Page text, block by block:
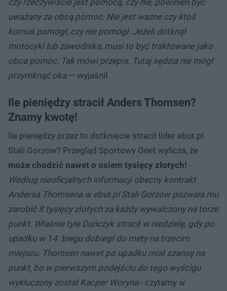
uważany za obcą pomoc. Nie jest ważne czy ktoś
komuś pomógł, czy nie pomógł. Jeżeli dotknął
motocykl lub zawodnika, musi to być traktowane jako
obca pomoc. Tak mówi przepis. Tutaj sędzia nie mógł
przymknąć oka— wyjaśnił.
Ile pieniędzy stracił Anders Thomsen?
Znamy kwotę!
Ile pieniędzy przez to dotknięcie stracił lider ebut.pl
Stali Gorzów? Przegląd Sportowy Onet wylicza, że
może chodzić nawet o osiem tysięcy złotych! -
Według nieoficjalnych informacji obecny kontrakt
Andersa Thomsena w ebut.pl Stali Gorzów pozwala mu
zarobić 8 tysięcy złotych za każdy wywalczony na torze
punkt. Właśnie tyle Duńczyk stracił w niedzielę, gdy po
upadku w 14. biegu dobiegł do mety na trzecim
miejscu. Thomsen nawet po upadku miał szansę na
punkt, bo w pierwszym podejściu do tego wyścigu
wykluczony został Kacper Woryna- czytamy w